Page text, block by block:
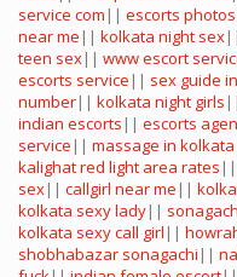
service com || escorts photos
near me || kolkata night sex||
teen sex|| www escort
escorts service || sex guide
number|| kolkata night girls ||
indian escorts || escorts
service || massage in
kalighat red light area rates ||
sex|| callgirl near me ||
kolkata sexy lady||
kolkata sexy call girl ||
shobhabazar sonagachi ||